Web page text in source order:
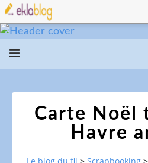
Carte Noël
Havre